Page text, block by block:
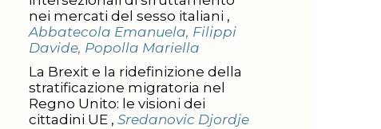
nei mercati del sesso italiani ,
Abbatecola Emanuela, Filippi
Davide, Popolla Mariella
La Brexit e la ridefinizione della
stratificazione migratoria nel
Regno Unito: le visioni dei
cittadini UE ,Sredanovic Djordje